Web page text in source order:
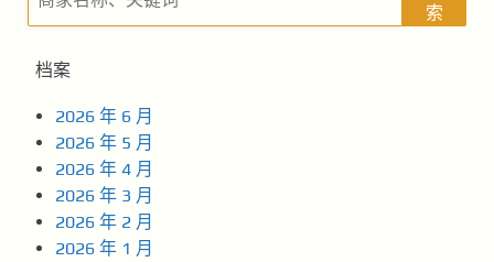
索
档案
2026 年 6 月
2026 年 5 月
2026 年 4 月
2026 年 3 月
2026 年 2 月
2026 年 1 月